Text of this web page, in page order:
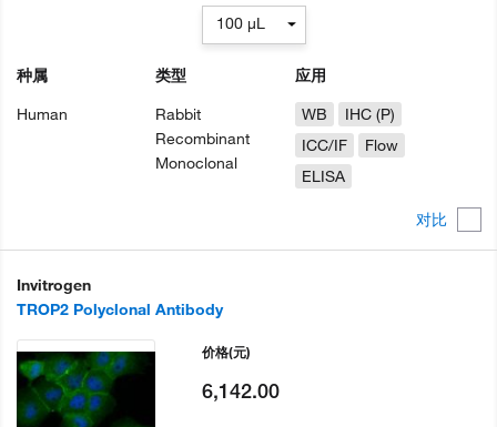
对比
种属
Human
类型
Rabbit
Recombinant
Monoclonal
应用
WB
IHC (P)
ICC/IF
Flow
ELISA
100 µL
Invitrogen
TROP2 Polyclonal Antibody
价格(元)
6,142.00